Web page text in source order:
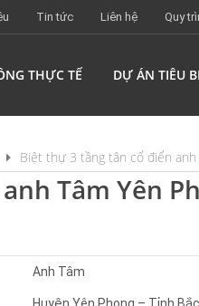
Tin tức Liên hệ Quy
THỰC TẾ DỰ ÁN TIÊU
Biệt thự 3 tầng tân cổ điển anh
Tâm Yên
Anh Tâm